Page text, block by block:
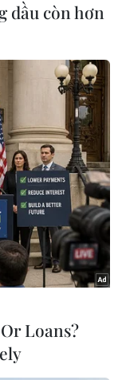
trương điều tra
cộng đồng theo
ca nhiễm. Trong
Thành phố Hồ Chí
dầu còn hơn
Loans?